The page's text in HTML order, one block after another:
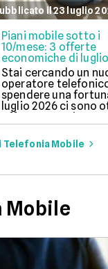
il 23 luglio
Piani mobile sotto i
10/mese: 3 offerte
economiche di
Stai cercando un
operatore
spendere una
luglio 2026 ci sono
offerte sotto i 10
mese che includono
tantissimi Giga e la
connessione 5G.
Telefonia Mobile
Mobile